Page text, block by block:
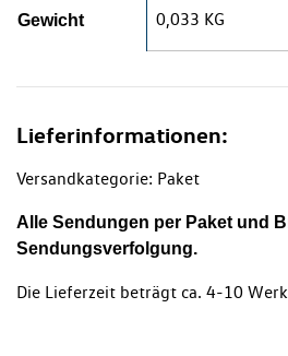
Gewicht 0,033 KG
Lieferinformationen:
Versandkategorie: Paket
Alle Sendungen per Paket und
Sendungsverfolgung.
Die Lieferzeit beträgt ca. 4-10